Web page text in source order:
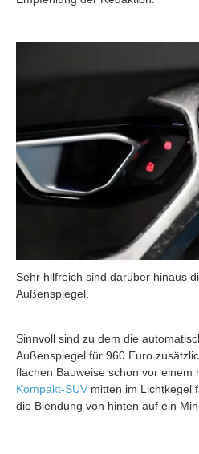
Sehr hilfreich sind darüber hinaus
Außenspiegel.
Sinnvoll sind zu dem die
Außenspiegel für 960 Euro
flachen Bauweise schon vor einem
Kompakt-SUV mitten im Lichtkegel
die Blendung von hinten auf ein